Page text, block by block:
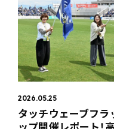
2026.05.25
タッチウェーブフ
ップ開催レポート！